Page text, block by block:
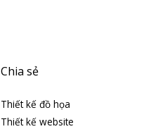
Chia sẻ
Thiết kế đồ họa
Thiết kế website